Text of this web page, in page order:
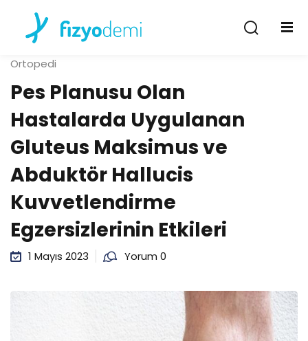
Ortopedi
Pes Planusu Olan
Hastalarda Uygulanan
Gluteus Maksimus ve
Abduktör Hallucis
Kuvvetlendirme
Egzersizlerinin Etkileri
1 Mayıs 2023 Yorum 0
Giriş Yap
Hesabın yok mu?Kayıt Ol
Beni hatırla Şifremi unuttum